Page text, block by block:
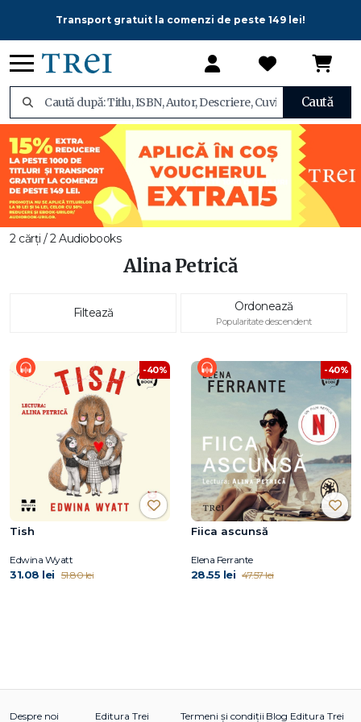
Transport gratuit la comenzi de peste 149 lei!
Caută
2 cărți / 2 Audiobooks
Alina Petrică
Filtează Ordonează
Popularitate descendent
-40%
Tish
Edwina Wyatt
31.08 lei 51.80 lei
-40%
Fiica ascunsă
Elena Ferrante
28.55 lei 47.57 lei
Despre noi Editura Trei Termeni și condiții Blog Editura Trei